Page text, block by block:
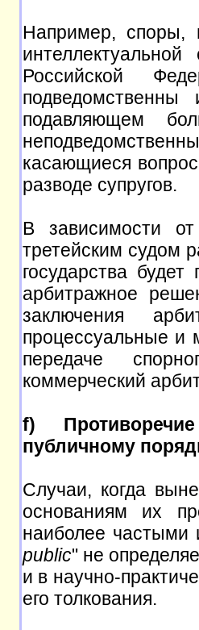
Например, споры,
Российской
подведомственны
подавляющем
касающиеся
разводе супругов.
В зависимости
третейским судом
государства
арбитражное
заключения
процессуальные и
передаче
коммерческий
f)
публичному
Случаи, когда
основаниям их
наиболее частыми
public" не
и в научно-
его толкования.